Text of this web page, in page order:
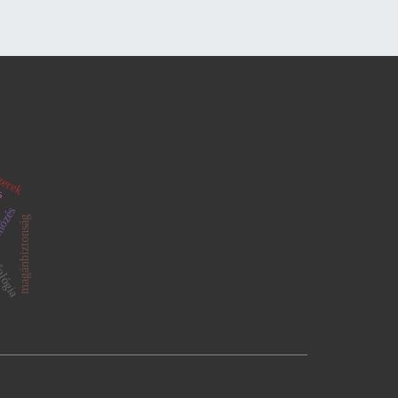
magánbiztonság